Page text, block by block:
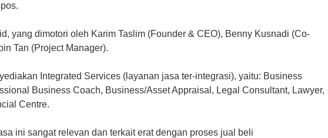
yang dimotori oleh Karim Taslim (Founder & CEO), Benny Kusnadi (Co-
Tan (Project Manager).
Integrated Services (layanan jasa ter-integrasi), yaitu: Business
Business Coach, Business/Asset Appraisal, Legal Consultant, Lawyer,
Centre.
ini sangat relevan dan terkait erat dengan proses jual beli